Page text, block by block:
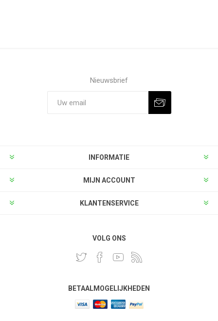
Nieuwsbrief
INFORMATIE
MIJN ACCOUNT
KLANTENSERVICE
VOLG ONS
BETAALMOGELIJKHEDEN